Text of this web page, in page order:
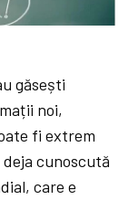
găsești
noi,
fi extrem
cunoscută
care e